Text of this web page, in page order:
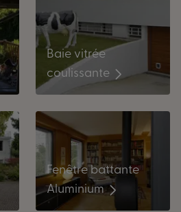
Baie vitrée
coulissante
Fenêtre battante
Aluminium